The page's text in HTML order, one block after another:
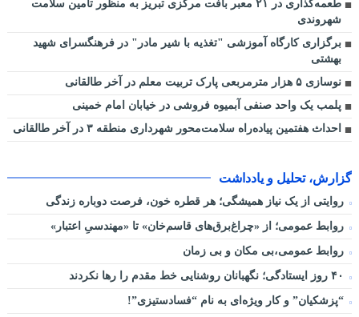
طعمه‌گذاری در ۲۱ معبر بافت مرکزی تبریز به منظور تامین سلامت
شهروندی
برگزاری کارگاه آموزشی "تغذیه با شیر مادر" در فرهنگسرای شهید
بهشتی
نوسازی ۵ هزار مترمربعی پارک تربیت معلم در آخر طالقانی
پلمب یک واحد صنفی آبمیوه فروشی در خیابان امام خمینی
احداث هفتمین پیاده‌راه سلامت‌محور شهرداری منطقه ۳ در آخر طالقانی
گزارش، تحلیل و یادداشت
روایتی از یک نیاز همیشگی؛ هر قطره خون، فرصت دوباره زندگی
روابط عمومی؛ از «چراغ‌برق‌های قاسم‌خان» تا «مهندسیِ اعتبار»
روابط عمومی،بی مکان و بی زمان
“پزشکیان” و کار ویژه‌ای به نام “فسادستیزی”!